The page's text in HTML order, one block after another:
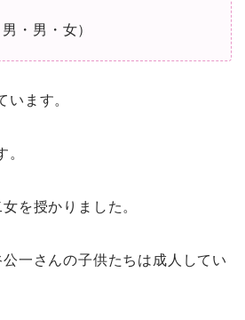
・男・女）
います。
。
を授かりました。
一さんの子供たちは成人してい